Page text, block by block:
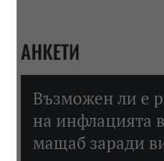
АНКЕТИ
Възможен ли е
на инфлацията
мащаб заради